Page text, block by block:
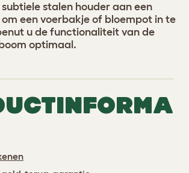
subtiele stalen houder aan een
een voerbakje of bloempot in te
u de functionaliteit van de
optimaal.